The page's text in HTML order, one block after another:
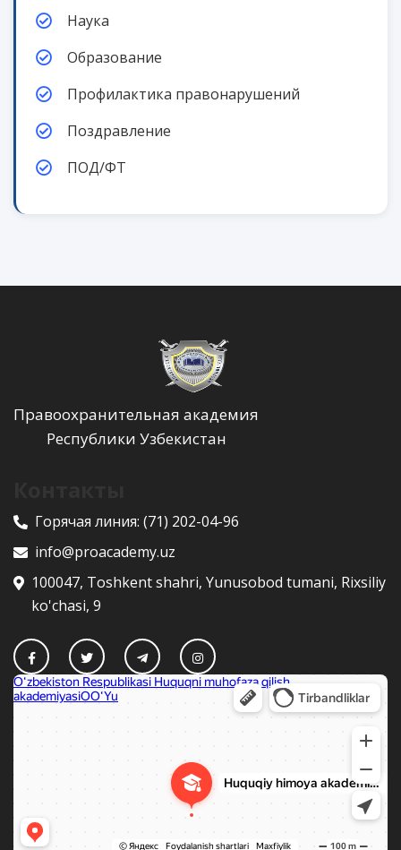
Наука
Образование
Профилактика правонарушений
Поздравление
ПОД/ФТ
Правоохранительная академия
Республики Узбекистан
Горячая линия: (71) 202-04-96
info@proacademy.uz
100047, Toshkent shahri, Yunusobod tumani, Rixsiliy
ko'chasi, 9